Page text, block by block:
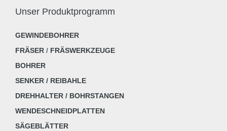
Unser Produktprogramm
GEWINDEBOHRER
FRÄSER / FRÄSWERKZEUGE
BOHRER
SENKER / REIBAHLE
DREHHALTER / BOHRSTANGEN
WENDESCHNEIDPLATTEN
SÄGEBLÄTTER